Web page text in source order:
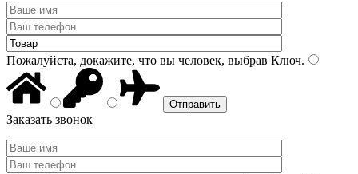
Пожалуйста, докажите, что вы человек, выбрав Ключ.
Заказать звонок